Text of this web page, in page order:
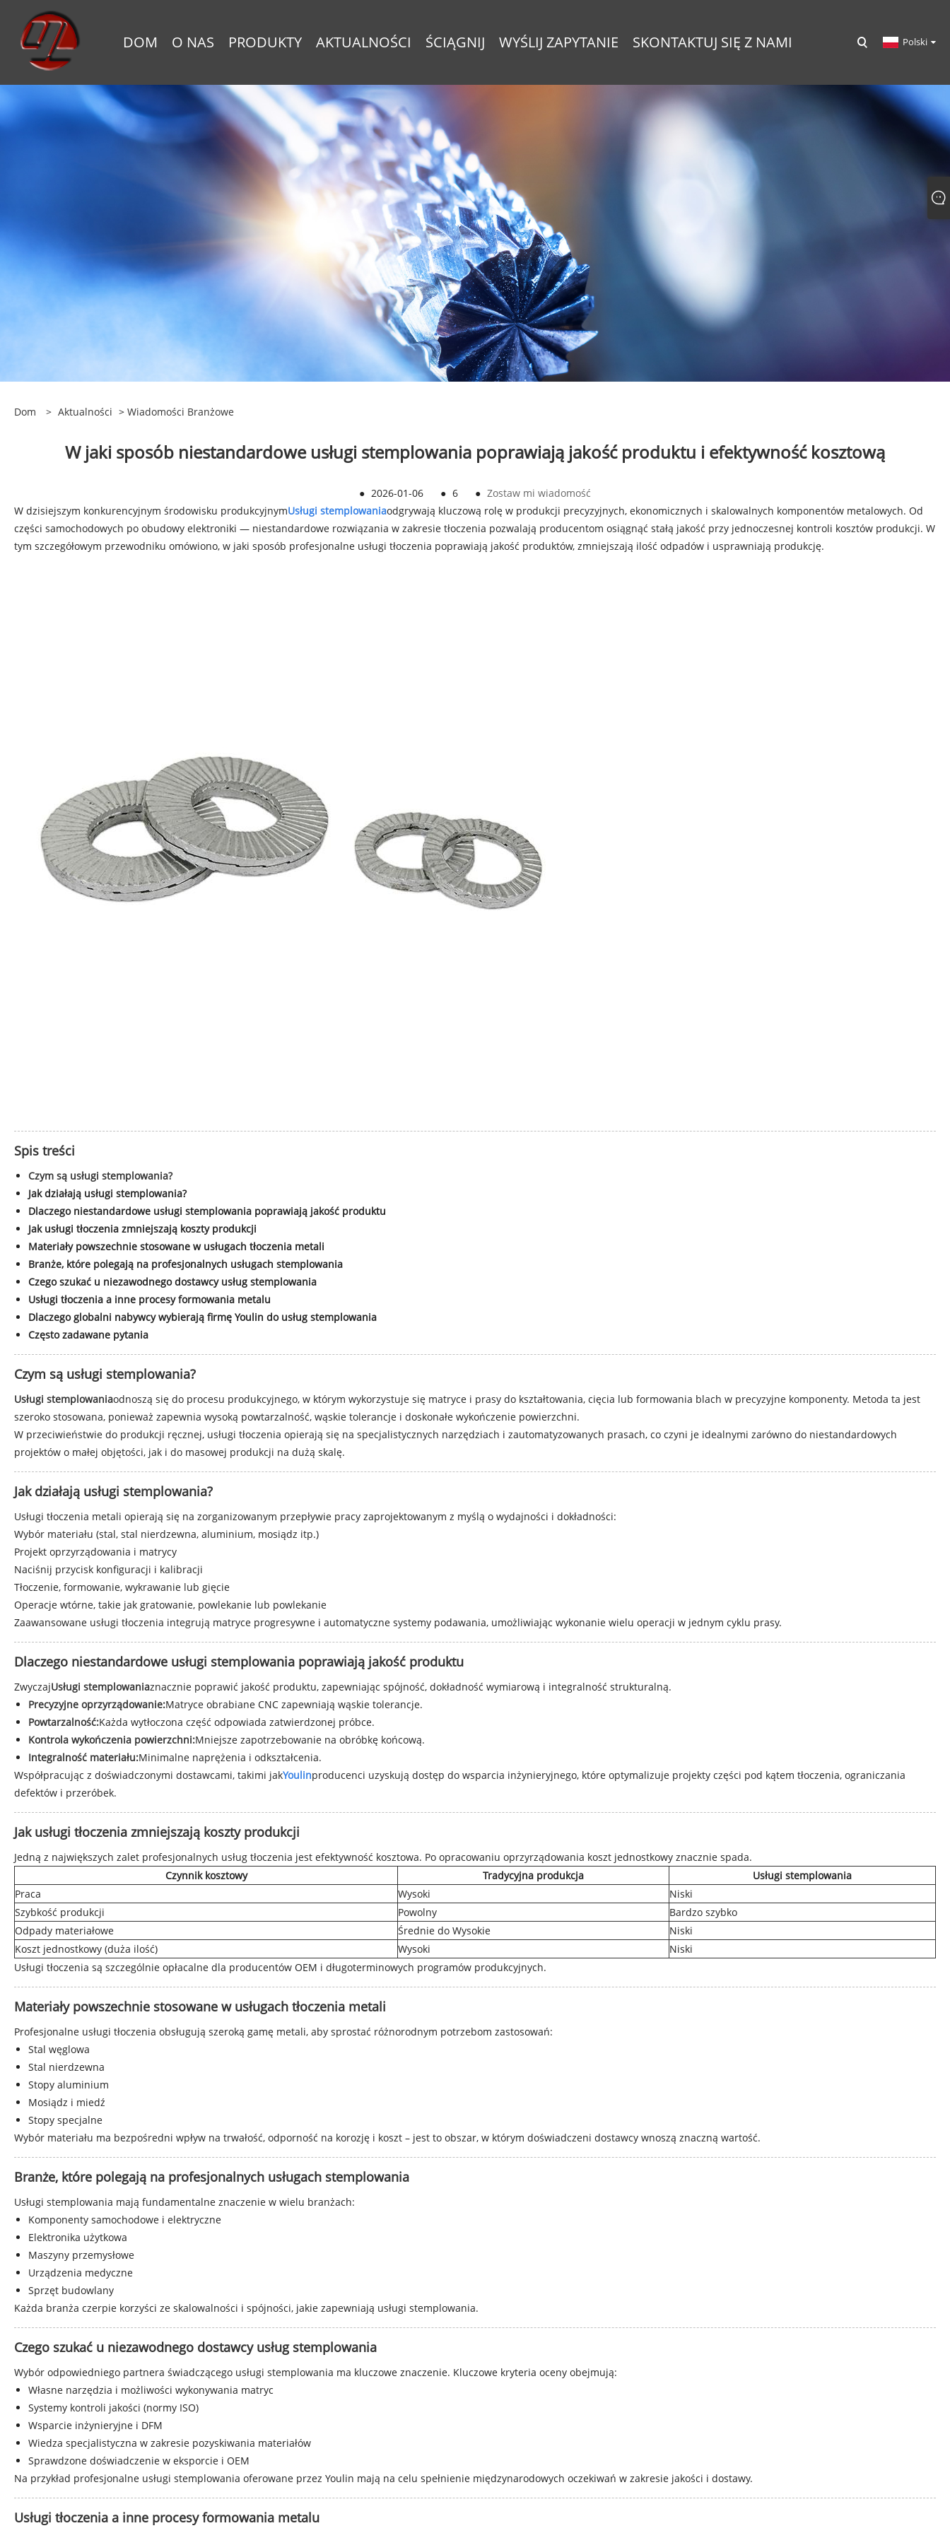
DOM O NAS PRODUKTY AKTUALNOŚCI ŚCIĄGNIJ WYŚLIJ ZAPYTANIE SKONTAKTUJ SIĘ Z NAMI Polski
Dom > Aktualności > Wiadomości Branżowe
W jaki sposób niestandardowe usługi stemplowania poprawiają jakość produktu i efektywność kosztową
● 2026-01-06 ● 6 ● Zostaw mi wiadomość
W dzisiejszym konkurencyjnym środowisku produkcyjnymUsługi stemplowaniaodgrywają kluczową rolę w produkcji precyzyjnych, ekonomicznych i skalowalnych komponentów metalowych. Od
części samochodowych po obudowy elektroniki — niestandardowe rozwiązania w zakresie tłoczenia pozwalają producentom osiągnąć stałą jakość przy jednoczesnej kontroli kosztów produkcji. W
tym szczegółowym przewodniku omówiono, w jaki sposób profesjonalne usługi tłoczenia poprawiają jakość produktów, zmniejszają ilość odpadów i usprawniają produkcję.
Spis treści
Czym są usługi stemplowania?
Jak działają usługi stemplowania?
Dlaczego niestandardowe usługi stemplowania poprawiają jakość produktu
Jak usługi tłoczenia zmniejszają koszty produkcji
Materiały powszechnie stosowane w usługach tłoczenia metali
Branże, które polegają na profesjonalnych usługach stemplowania
Czego szukać u niezawodnego dostawcy usług stemplowania
Usługi tłoczenia a inne procesy formowania metalu
Dlaczego globalni nabywcy wybierają firmę Youlin do usług stemplowania
Często zadawane pytania
Czym są usługi stemplowania?
Usługi stemplowaniaodnoszą się do procesu produkcyjnego, w którym wykorzystuje się matryce i prasy do kształtowania, cięcia lub formowania blach w precyzyjne komponenty. Metoda ta jest
szeroko stosowana, ponieważ zapewnia wysoką powtarzalność, wąskie tolerancje i doskonałe wykończenie powierzchni.
W przeciwieństwie do produkcji ręcznej, usługi tłoczenia opierają się na specjalistycznych narzędziach i zautomatyzowanych prasach, co czyni je idealnymi zarówno do niestandardowych
projektów o małej objętości, jak i do masowej produkcji na dużą skalę.
Jak działają usługi stemplowania?
Usługi tłoczenia metali opierają się na zorganizowanym przepływie pracy zaprojektowanym z myślą o wydajności i dokładności:
Wybór materiału (stal, stal nierdzewna, aluminium, mosiądz itp.)
Projekt oprzyrządowania i matrycy
Naciśnij przycisk konfiguracji i kalibracji
Tłoczenie, formowanie, wykrawanie lub gięcie
Operacje wtórne, takie jak gratowanie, powlekanie lub powlekanie
Zaawansowane usługi tłoczenia integrują matryce progresywne i automatyczne systemy podawania, umożliwiając wykonanie wielu operacji w jednym cyklu prasy.
Dlaczego niestandardowe usługi stemplowania poprawiają jakość produktu
ZwyczajUsługi stemplowaniaznacznie poprawić jakość produktu, zapewniając spójność, dokładność wymiarową i integralność strukturalną.
Precyzyjne oprzyrządowanie:Matryce obrabiane CNC zapewniają wąskie tolerancje.
Powtarzalność:Każda wytłoczona część odpowiada zatwierdzonej próbce.
Kontrola wykończenia powierzchni:Mniejsze zapotrzebowanie na obróbkę końcową.
Integralność materiału:Minimalne naprężenia i odkształcenia.
Współpracując z doświadczonymi dostawcami, takimi jakYoulinproducenci uzyskują dostęp do wsparcia inżynieryjnego, które optymalizuje projekty części pod kątem tłoczenia, ograniczania
defektów i przeróbek.
Jak usługi tłoczenia zmniejszają koszty produkcji
Jedną z największych zalet profesjonalnych usług tłoczenia jest efektywność kosztowa. Po opracowaniu oprzyrządowania koszt jednostkowy znacznie spada.
Czynnik kosztowy
Tradycyjna produkcja
Usługi stemplowania
Praca
Wysoki
Niski
Szybkość produkcji
Powolny
Bardzo szybko
Odpady materiałowe
Średnie do Wysokie
Niski
Koszt jednostkowy (duża ilość)
Wysoki
Niski
Usługi tłoczenia są szczególnie opłacalne dla producentów OEM i długoterminowych programów produkcyjnych.
Materiały powszechnie stosowane w usługach tłoczenia metali
Profesjonalne usługi tłoczenia obsługują szeroką gamę metali, aby sprostać różnorodnym potrzebom zastosowań:
Stal węglowa
Stal nierdzewna
Stopy aluminium
Mosiądz i miedź
Stopy specjalne
Wybór materiału ma bezpośredni wpływ na trwałość, odporność na korozję i koszt – jest to obszar, w którym doświadczeni dostawcy wnoszą znaczną wartość.
Branże, które polegają na profesjonalnych usługach stemplowania
Usługi stemplowania mają fundamentalne znaczenie w wielu branżach:
Komponenty samochodowe i elektryczne
Elektronika użytkowa
Maszyny przemysłowe
Urządzenia medyczne
Sprzęt budowlany
Każda branża czerpie korzyści ze skalowalności i spójności, jakie zapewniają usługi stemplowania.
Czego szukać u niezawodnego dostawcy usług stemplowania
Wybór odpowiedniego partnera świadczącego usługi stemplowania ma kluczowe znaczenie. Kluczowe kryteria oceny obejmują:
Własne narzędzia i możliwości wykonywania matryc
Systemy kontroli jakości (normy ISO)
Wsparcie inżynieryjne i DFM
Wiedza specjalistyczna w zakresie pozyskiwania materiałów
Sprawdzone doświadczenie w eksporcie i OEM
Na przykład profesjonalne usługi stemplowania oferowane przez Youlin mają na celu spełnienie międzynarodowych oczekiwań w zakresie jakości i dostawy.
Usługi tłoczenia a inne procesy formowania metalu